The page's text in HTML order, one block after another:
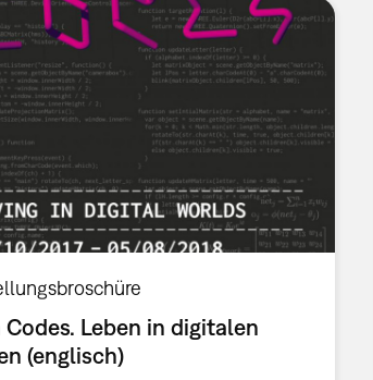
Codes. Leben in digitalen
(englisch)